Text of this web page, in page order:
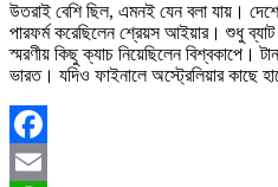
উতরাই বেশি ছিল, এমনই যেন বলা যায়।
পারফর্ম করেছিলেন শ্রেয়স আইয়ার। শুধু ব্যাট
স্মরণীয় কিছু ক্যাচ নিয়েছিলেন বিশ্বকাপে।
ভারত। যদিও ফাইনালে অস্ট্রেলিয়ার কাছে
Facebook